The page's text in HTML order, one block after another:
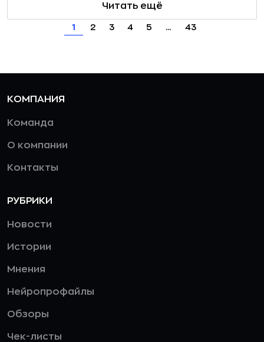
Читать ещё
1 2 3 4 5 ... 43
КОМПАНИЯ
Команда
О компании
Контакты
РУБРИКИ
Новости
Истории
Мнения
Нейропрофайлы
Обзоры
Чек-листы